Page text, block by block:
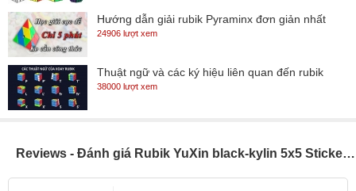
Hướng dẫn giải rubik Pyraminx đơn giản nhất
24906 lượt xem
Thuật ngữ và các ký hiệu liên quan đến rubik
38000 lượt xem
Reviews - Đánh giá Rubik YuXin black-kylin 5x5 Stickerless (SP005959)